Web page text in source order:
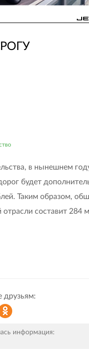
в нынешнем
будет
Таким образом,
составит 284
друзьям:
информация: